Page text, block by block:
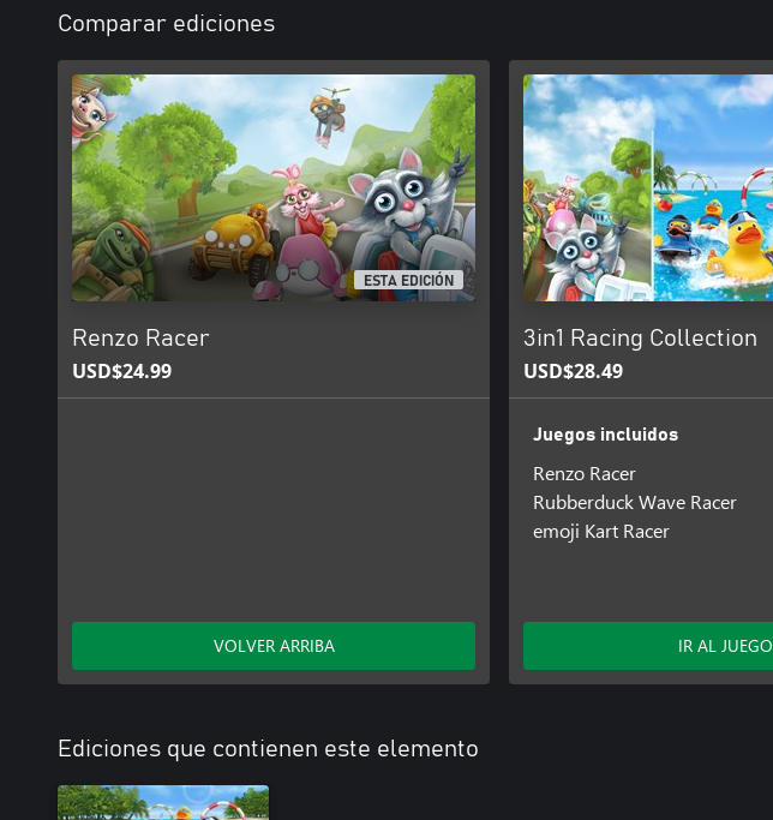
Comparar ediciones
ESTA EDICIÓN
Renzo Racer
USD$24.99
VOLVER ARRIBA
3in1 Racing Collection
USD$28.49
Juegos incluidos
Renzo Racer
Rubberduck Wave Racer
emoji Kart Racer
IR AL JUEGO
Ediciones que contienen este elemento